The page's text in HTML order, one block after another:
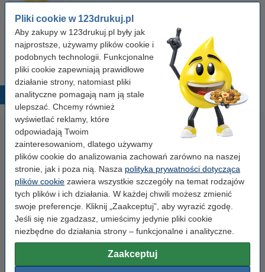
Pliki cookie w 123drukuj.pl
Aby zakupy w 123drukuj.pl były jak
najprostsze, używamy plików cookie i
podobnych technologii. Funkcjonalne
pliki cookie zapewniają prawidłowe
działanie strony, natomiast pliki
analityczne pomagają nam ją stale
ulepszać. Chcemy również
wyświetlać reklamy, które
odpowiadają Twoim
zainteresowaniom, dlatego używamy
plików cookie do analizowania zachowań zarówno na naszej
stronie, jak i poza nią. Nasza polityka prywatności dotycząca
plików cookie zawiera wszystkie szczegóły na temat rodzajów
tych plików i ich działania. W każdej chwili możesz zmienić
swoje preferencje. Kliknij „Zaakceptuj”, aby wyrazić zgodę.
Jeśli się nie zgadzasz, umieścimy jedynie pliki cookie
niezbędne do działania strony – funkcjonalne i analityczne.
Zaakceptuj
Zamów na wtorek
7,50 zł
Popularne produkty
Papier ksero A4 80 g/m2 (500
szt.), 123drukuj
Papier ksero A4 80 g/m2 (2500
szt.), 123drukuj (5 ryz)